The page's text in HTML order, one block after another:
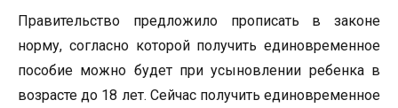
Правительство предложило прописать в законе
норму, согласно которой получить единовременное
пособие можно будет при усыновлении ребенка в
возрасте до 18 лет. Сейчас получить единовременное